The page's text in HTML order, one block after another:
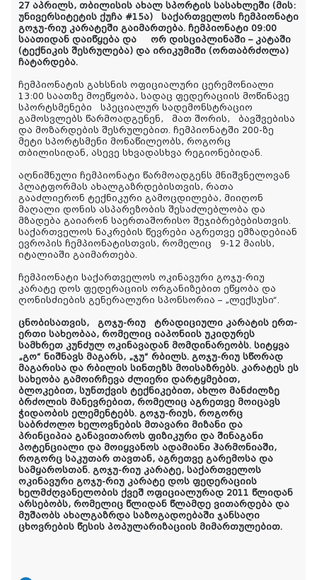
27 აპრილს, თბილისის ახალ სპორტის სასახლეში (მის:
უნივერსიტეტის ქუჩა #15ა)
საქართველოს ჩემპიონატი
გოჯუ-რიუ კარატეში გაიმართება. ჩემპიონატი 09:00
საათიდან დაიწყება და
ორ დისციპლინაში – კატაში
(ტექნიკის შესრულება) და ირიკუმიში (ორთაბრძოლა)
ჩატარდება.
ჩემპიონატის გახსნის ოფიციალური ცერემონიალი
13:00 საათზე მოეწყობა, სადაც ფედერაციის მოწინავე
სპორტსმენები
სპეციალურ სადემონსტრაციო
გამოსვლებს წარმოადგენენ,
მათ შორის,
ბავშვებისა
და მოზარდების შესრულებით. ჩემპიონატში 200-ზე
მეტი სპორტსმენი მონაწილეობს, როგორც
თბილისიდან, ასევე სხვადასხვა რეგიონებიდან.
აღნიშნული ჩემპიონატი წარმოადგენს მნიშვნელოვან
პლატფორმას ახალგაზრდებისთვის, რათა
გააძლიერონ ტექნიკური გამოცდილება, მიიღონ
მაღალი დონის ასპარეზობის შესაძლებლობა და
მზადება გაიარონ საერთაშორისო შეჯიბრებებისთვის.
საქართველოს ნაკრების წევრები აგრეთვე ემზადებიან
ევროპის ჩემპიონატისთვის, რომელიც 9-12 მაისს,
იტალიაში გაიმართება.
ჩემპიონატი საქართველოს ოკინავური გოჯუ-რიუ
კარატე დოს ფედერაციის ორგანიზებით ეწყობა და
ღონისძიების გენერალური სპონსორია – „ლექსუსი“.
ცნობისათვის, გოჯუ-რიუ ტრადიციული კარატის ერთ-
ერთი სახეობაა, რომელიც იაპონიის უკიდურეს
სამხრეთ კუნძულ ოკინავადან მომდინარეობს. სიტყვა
„გო“ ნიშნავს მაგარს, „ჯუ“ რბილს. გოჯუ-რიუ სწორად
მაგარისა და რბილის სინთეზს მოისაზრებს. კარატეს ეს
სახეობა გამოირჩევა ძლიერი დარტყმებით,
ბლოკებით, სუნთქვის ტექნიკებით, ახლო მანძილზე
ბრძოლის მანევრებით, რომელიც აგრეთვე მოიცავს
ჭიდაობის ელემენტებს. გოჯუ-რიუს, როგორც
საბრძოლო ხელოვნების მთავარი მიზანი და
პრინციპია განავითაროს ფიზიკური და შინაგანი
პოტენციალი და მოიყვანოს ადამიანი ჰარმონიაში,
როგორც საკუთარ თავთან, აგრეთვე გარემოსა და
სამყაროსთან. გოჯუ-რიუ კარატე, საქართველოს
ოკინავური გოჯუ-რიუ კარატე დოს ფედერაციის
ხელმძღვანელობის ქვეშ ოფიციალურად 2011 წლიდან
არსებობს, რომელიც წლიდან წლამდე ვითარდება და
მუშაობს ახალგაზრდა საზოგადოებაში ჯანსაღი
ცხოვრების წესის პოპულარიზაციის მიმართულებით.